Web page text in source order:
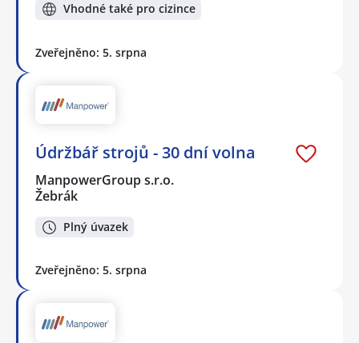
Vhodné také pro cizince
Zveřejněno: 5. srpna
Údržbář strojů - 30 dní volna
ManpowerGroup s.r.o.
Žebrák
Plný úvazek
Zveřejněno: 5. srpna